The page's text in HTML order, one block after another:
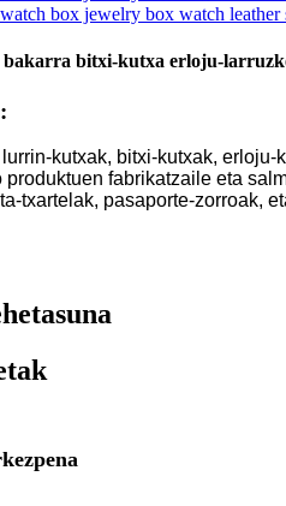
bitxi-kutxa erloju-
kutxak, bitxi-kutxak,
fabrikatzaile eta
txartelak, pasaporte-zorroak,